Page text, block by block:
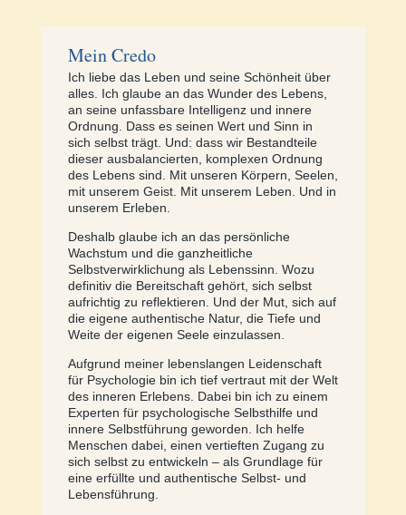
Mein Credo
Ich liebe das Leben und seine Schönheit über
alles. Ich glaube an das Wunder des Lebens,
an seine unfassbare Intelligenz und innere
Ordnung. Dass es seinen Wert und Sinn in
sich selbst trägt. Und: dass wir Bestandteile
dieser ausbalancierten, komplexen Ordnung
des Lebens sind. Mit unseren Körpern, Seelen,
mit unserem Geist. Mit unserem Leben. Und in
unserem Erleben.
Deshalb glaube ich an das persönliche
Wachstum und die ganzheitliche
Selbstverwirklichung als Lebenssinn. Wozu
definitiv die Bereitschaft gehört, sich selbst
aufrichtig zu reflektieren. Und der Mut, sich auf
die eigene authentische Natur, die Tiefe und
Weite der eigenen Seele einzulassen.
Aufgrund meiner lebenslangen Leidenschaft
für Psychologie bin ich tief vertraut mit der Welt
des inneren Erlebens. Dabei bin ich zu einem
Experten für psychologische Selbsthilfe und
innere Selbstführung geworden. Ich helfe
Menschen dabei, einen vertieften Zugang zu
sich selbst zu entwickeln – als Grundlage für
eine erfüllte und authentische Selbst- und
Lebensführung.